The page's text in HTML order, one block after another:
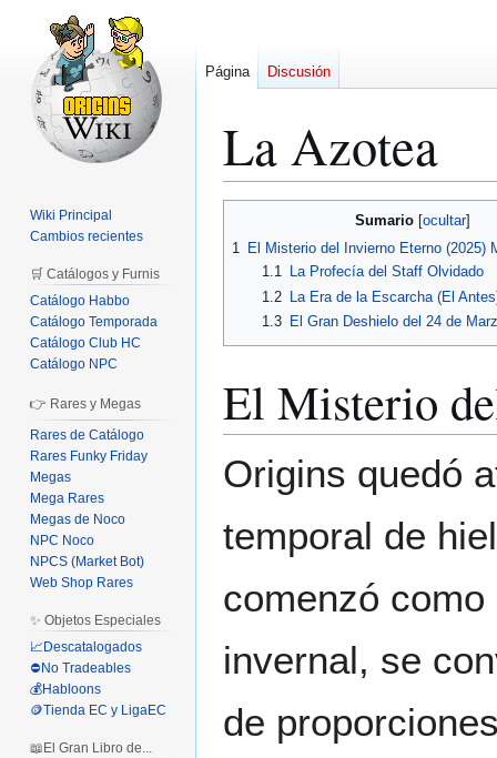
La Azotea
Sumario
1 El Misterio del Invierno Eterno (2025)
1.1
La Profecía del Staff Olvidado
1.2
La Era de la Escarcha (El
1.3
El Gran Deshielo del 24 de
El Misterio
Origins quedó
temporal de
comenzó
invernal, se
de
Página Discusión
Wiki Principal
Cambios recientes
🛒 Catálogos y Furnis
Catálogo Habbo
Catálogo Temporada
Catálogo Club HC
Catálogo NPC
👉 Rares y Megas
Rares de Catálogo
Rares Funky Friday
Megas
Mega Rares
Megas de Noco
NPC Noco
NPCS (Market Bot)
Web Shop Rares
✨ Objetos Especiales
📈Descatalogados
⛔No Tradeables
💰Habloons
🪙Tienda EC y LigaEC
📖El Gran Libro de...